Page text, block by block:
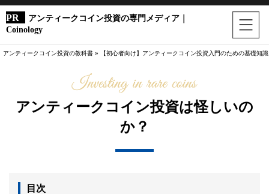
アンティークコイン投資の専門メディア｜
Coinology
アンティークコイン投資の教科書 » 【初心者向け】アンティークコイン投資入門のための基礎知識
アンティークコイン投資は怪しいの
か？
目次